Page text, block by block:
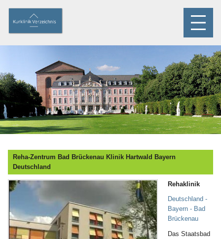
Reha-Zentrum Bad Brückenau Klinik Hartwald Bayern
Deutschland
Rehaklinik
Deutschland -
Bayern - Bad
Brückenau
Das Staatsbad